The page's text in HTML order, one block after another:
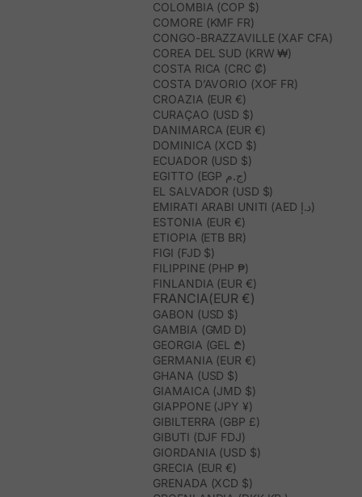
COLOMBIA (COP $)
COMORE (KMF FR)
CONGO-BRAZZAVILLE (XAF CFA)
COREA DEL SUD (KRW ₩)
COSTA RICA (CRC ₡)
COSTA D’AVORIO (XOF FR)
CROAZIA (EUR €)
CURAÇAO (USD $)
DANIMARCA (EUR €)
DOMINICA (XCD $)
ECUADOR (USD $)
EGITTO (EGP ج.م)
EL SALVADOR (USD $)
EMIRATI ARABI UNITI (AED د.إ)
ESTONIA (EUR €)
ETIOPIA (ETB BR)
FIGI (FJD $)
FILIPPINE (PHP ₱)
FINLANDIA (EUR €)
FRANCIA(EUR €)
GABON (USD $)
GAMBIA (GMD D)
GEORGIA (GEL ₾)
GERMANIA (EUR €)
GHANA (USD $)
GIAMAICA (JMD $)
GIAPPONE (JPY ¥)
GIBILTERRA (GBP £)
GIBUTI (DJF FDJ)
GIORDANIA (USD $)
GRECIA (EUR €)
GRENADA (XCD $)